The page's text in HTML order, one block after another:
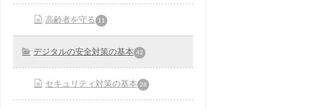
高齢者を守る 11
デジタルの安全対策の基本 42
セキュリティ対策の基本 28